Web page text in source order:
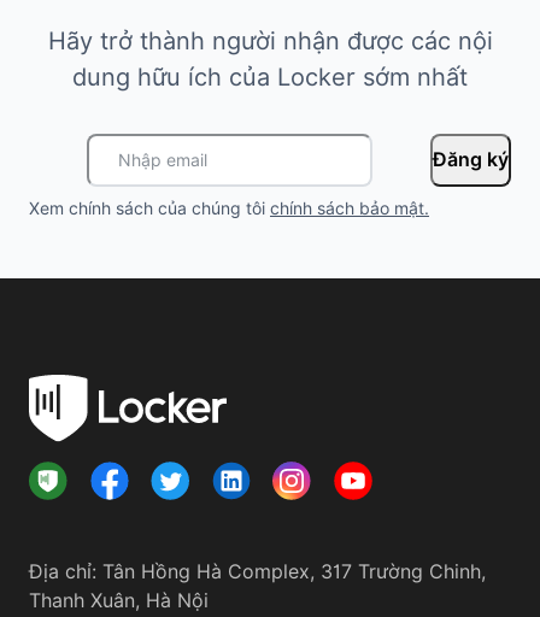
Hãy trở thành người nhận được các nội
dung hữu ích của Locker sớm nhất
Đăng ký
Xem chính sách của chúng tôi chính sách bảo mật.
Địa chỉ: Tân Hồng Hà Complex, 317 Trường Chinh,
Thanh Xuân, Hà Nội